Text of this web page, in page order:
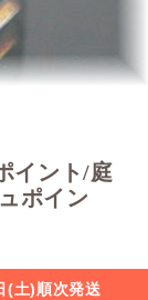
イント/庭
ポイン
(土)順次発送